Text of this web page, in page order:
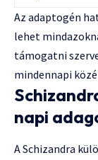
Az adaptogén
lehet
támogatni
mindennapi
napi
A Schizandra